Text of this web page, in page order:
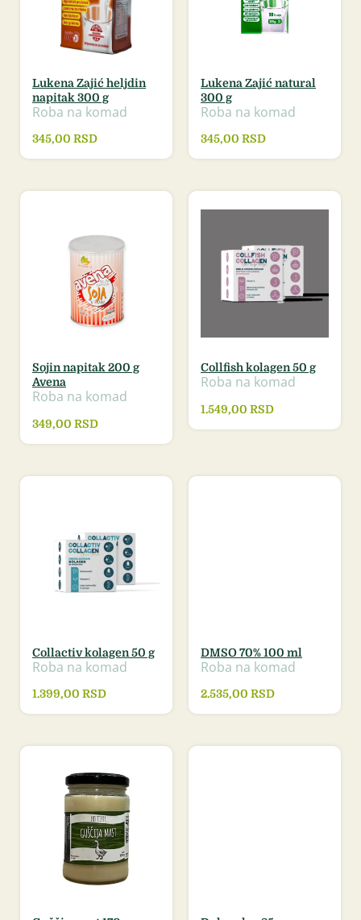
Lukena Zajić heljdin
napitak 300 g
Roba na komad
345,00 RSD
Lukena Zajić natural
300 g
Roba na komad
345,00 RSD
Sojin napitak 200 g
Avena
Roba na komad
349,00 RSD
Collfish kolagen 50 g
Roba na komad
1.549,00 RSD
Collactiv kolagen 50 g
Roba na komad
1.399,00 RSD
DMSO 70% 100 ml
Roba na komad
2.535,00 RSD